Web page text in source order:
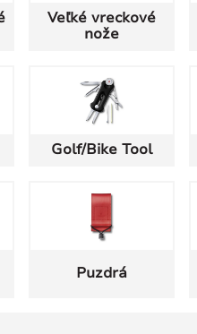
Veľké vreckové
nože
Golf/Bike Tool
Puzdrá